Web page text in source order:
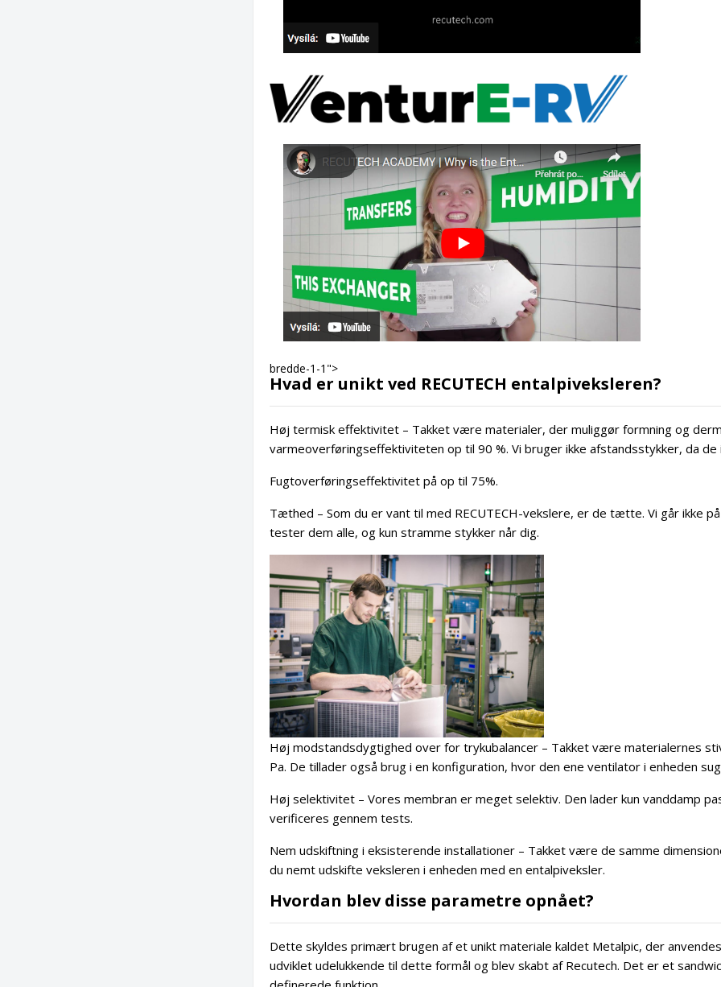
bredde-1-1">
Hvad er unikt ved RECUTECH entalpiveksleren?
Høj termisk effektivitet – Takket være materialer, der muliggør formning og
varmeoverføringseffektiviteten op til 90 %. Vi bruger ikke afstandsstykker, da de
Fugtoverføringseffektivitet på op til 75%.
Tæthed – Som du er vant til med RECUTECH-vekslere, er de tætte. Vi går ikke
tester dem alle, og kun stramme stykker når dig.
Høj modstandsdygtighed over for trykubalancer – Takket være materialernes
Pa. De tillader også brug i en konfiguration, hvor den ene ventilator i enheden
Høj selektivitet – Vores membran er meget selektiv. Den lader kun vanddamp
verificeres gennem tests.
Nem udskiftning i eksisterende installationer – Takket være de samme
du nemt udskifte veksleren i enheden med en entalpiveksler.
Hvordan blev disse parametre opnået?
Dette skyldes primært brugen af et unikt materiale kaldet Metalpic, der
udviklet udelukkende til dette formål og blev skabt af Recutech. Det er et